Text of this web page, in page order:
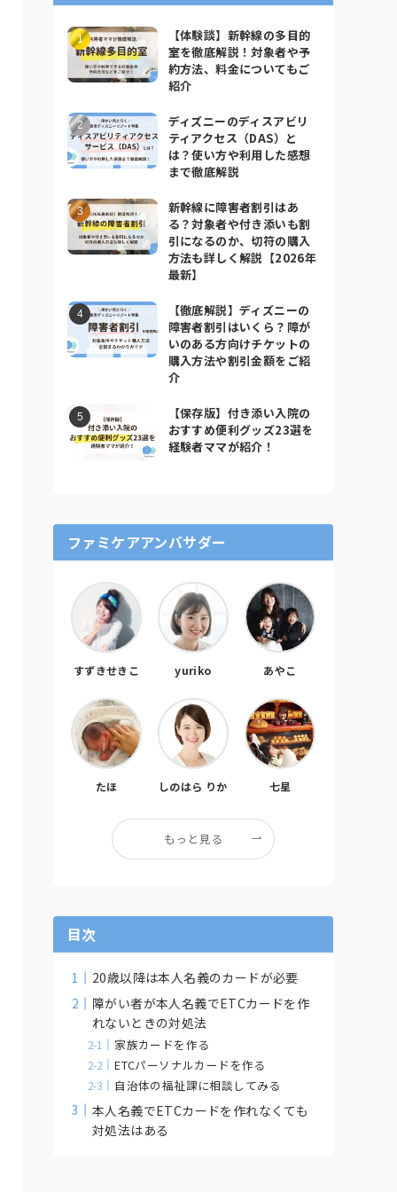
【体験談】新幹線の多目的
室を徹底解説！対象者や予
約方法、料金についてもご
紹介
ディズニーのディスアビリ
ティアクセス（DAS）と
は？使い方や利用した感想
まで徹底解説
新幹線に障害者割引はあ
る？対象者や付き添いも割
引になるのか、切符の購入
方法も詳しく解説【2026年
最新】
【徹底解説】ディズニーの
障害者割引はいくら？障が
いのある方向けチケットの
購入方法や割引金額をご紹
介
【保存版】付き添い入院の
おすすめ便利グッズ23選を
経験者ママが紹介！
ファミケアアンバサダー
すずきせきこ yuriko あやこ
たほ しのはら りか 七星
もっと見る
目次
20歳以降は本人名義のカードが必要
障がい者が本人名義でETCカードを作
れないときの対処法
家族カードを作る
ETCパーソナルカードを作る
自治体の福祉課に相談してみる
本人名義でETCカードを作れなくても
対処法はある